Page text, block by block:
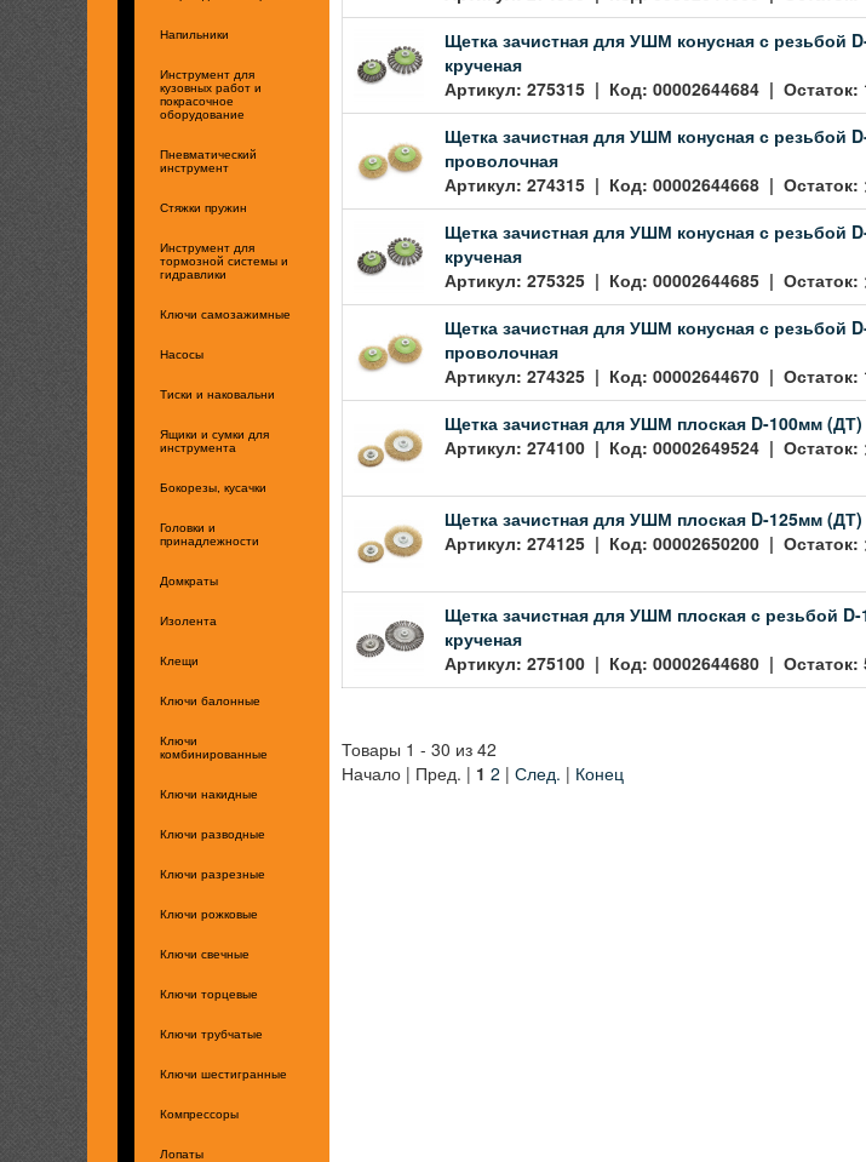
Напильники
Инструмент для
кузовных работ и
покрасочное
оборудование
Пневматический
инструмент
Стяжки пружин
Инструмент для
тормозной системы и
гидравлики
Ключи самозажимные
Насосы
Тиски и наковальни
Ящики и сумки для
инструмента
Бокорезы, кусачки
Головки и
принадлежности
Домкраты
Изолента
Клещи
Ключи балонные
Ключи
комбинированные
Ключи накидные
Ключи разводные
Ключи разрезные
Ключи рожковые
Ключи свечные
Ключи торцевые
Ключи трубчатые
Ключи шестигранные
Компрессоры
Лопаты
Щетка зачистная для УШМ конусная с резьбой
крученая
Артикул: 275315 | Код: 00002644684 | Остаток:
Щетка зачистная для УШМ конусная с резьбой
проволочная
Артикул: 274315 | Код: 00002644668 | Остаток:
Щетка зачистная для УШМ конусная с резьбой
крученая
Артикул: 275325 | Код: 00002644685 | Остаток:
Щетка зачистная для УШМ конусная с резьбой
проволочная
Артикул: 274325 | Код: 00002644670 | Остаток:
Щетка зачистная для УШМ плоская D-100мм
Артикул: 274100 | Код: 00002649524 | Остаток:
Щетка зачистная для УШМ плоская D-125мм
Артикул: 274125 | Код: 00002650200 | Остаток:
Щетка зачистная для УШМ плоская с резьбой
крученая
Артикул: 275100 | Код: 00002644680 | Остаток:
Товары 1 - 30 из 42
Начало | Пред. | 1 2 | След. | Конец